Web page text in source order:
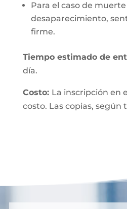
Para el caso de
desaparecimiento,
firme.
Tiempo estimado de
día.
Costo: La inscripción en
costo. Las copias, según